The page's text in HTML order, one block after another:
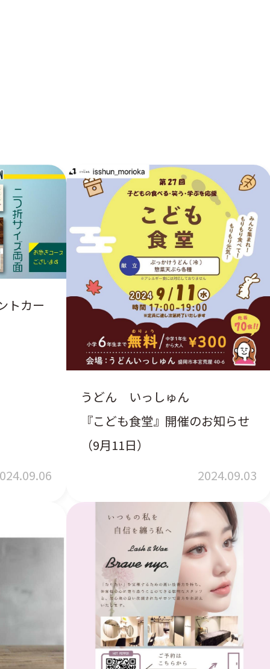
トカー
うどん いっしゅん
『こども食堂』開催のお知らせ
（9月11日）
2024.09.03